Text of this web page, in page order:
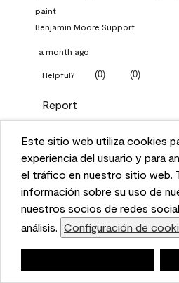
This website uses cookies to
and to analyze performance
We also share information
with our social media,
partners. Cookie Settings
Este sitio web utiliza cookies
experiencia del usuario y para
el tráfico en nuestro sitio web.
información sobre su uso de
nuestros socios de redes
análisis. Configuración de
paint
Benjamin Moore Support
a month ago
Helpful? (0) (0)
Report
Q: What Aura
should I use in
entryway?
1 Answer